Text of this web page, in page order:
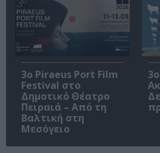
3o Piraeus Port Film
Festival στο
Δημοτικό Θέατρο
Πειραιά – Από τη
Βαλτική στη
Μεσόγειο